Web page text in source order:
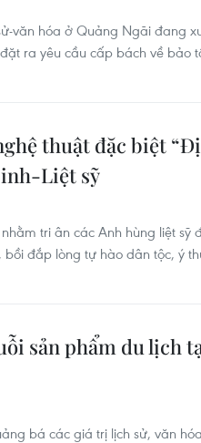
văn hóa ở Quảng Ngãi đang
ra yêu cầu cấp bách về bảo
thuật đặc biệt
Liệt sỹ
tri ân các Anh hùng liệt
bồi đắp lòng tự hào dân tộc, ý
sản phẩm du lịch
bá các giá trị lịch sử, văn